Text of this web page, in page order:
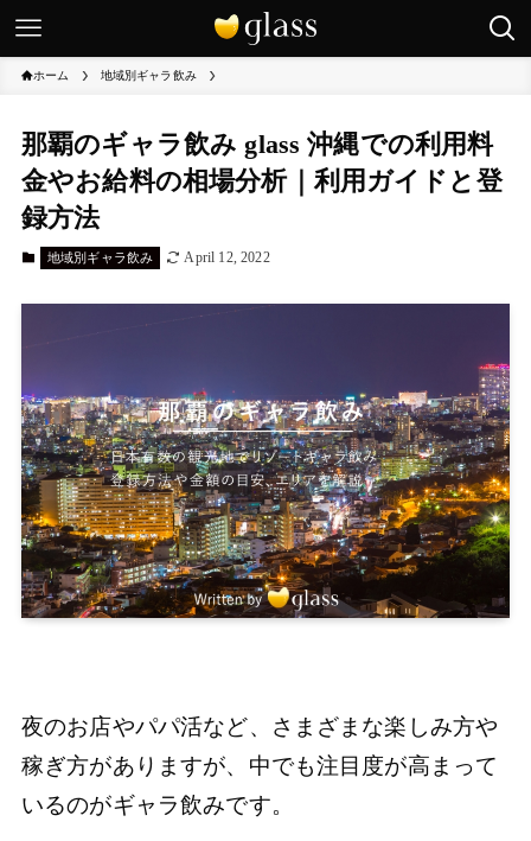
ホーム 地域別ギャラ飲み
那覇のギャラ飲み glass 沖縄での利用料
金やお給料の相場分析｜利用ガイドと登
録方法
地域別ギャラ飲み April 12, 2022
夜のお店やパパ活など、さまざまな楽しみ方や
稼ぎ方がありますが、中でも注目度が高まって
いるのがギャラ飲みです。